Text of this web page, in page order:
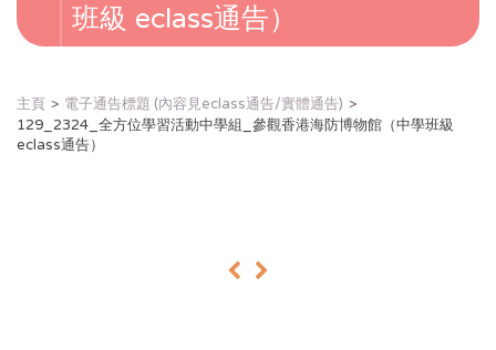
i
班級 eclass通告）
主頁
電子通告標題 (內容見eclass通告/實體通告)
129_2324_全方位學習活動中學組_參觀香港海防博物館（中學班級
eclass通告）
« »